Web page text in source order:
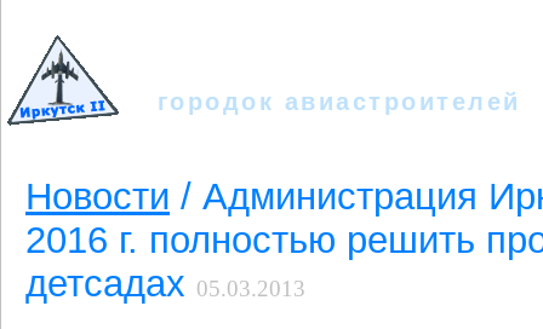
городок авиастроителей
Новости / Администрация
2016 г. полностью решить
детсадах 05.03.2013